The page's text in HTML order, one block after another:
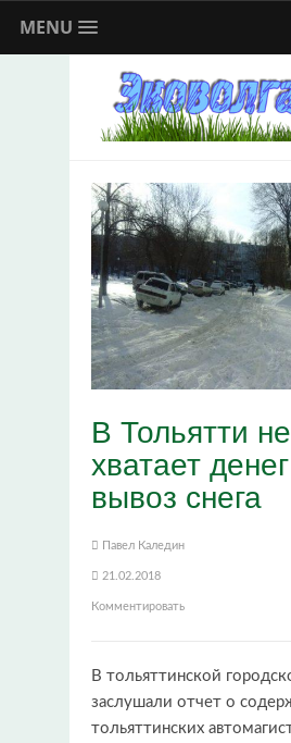
MENU
В Тольятти не
хватает
вывоз снега
Павел Каледин
21.02.2018
Комментировать
В тольяттинской
заслушали отчет о
тольяттинских